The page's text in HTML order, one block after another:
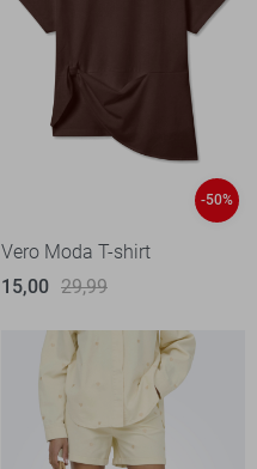
-50%
Vero Moda T-shirt
15,00 29,99